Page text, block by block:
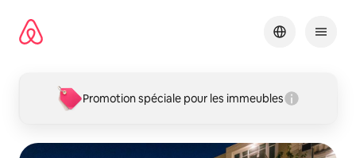
directement
Promotion spéciale pour les immeubles